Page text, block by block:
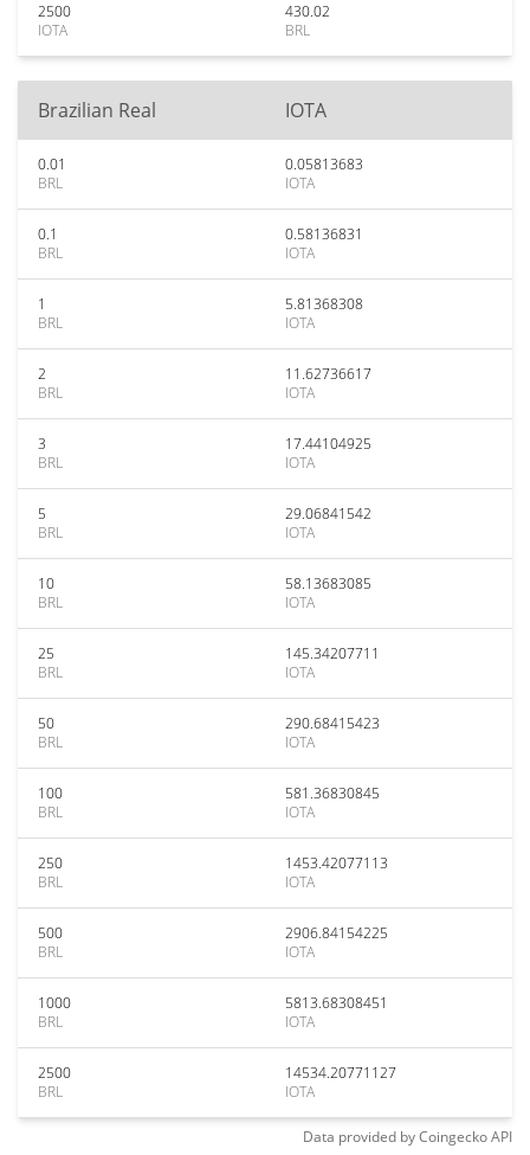
2500
IOTA
430.02
BRL
Brazilian Real IOTA
0.01
BRL
0.05813683
IOTA
0.1
BRL
0.58136831
IOTA
1
BRL
5.81368308
IOTA
2
BRL
11.62736617
IOTA
3
BRL
17.44104925
IOTA
5
BRL
29.06841542
IOTA
10
BRL
58.13683085
IOTA
25
BRL
145.34207711
IOTA
50
BRL
290.68415423
IOTA
100
BRL
581.36830845
IOTA
250
BRL
1453.42077113
IOTA
500
BRL
2906.84154225
IOTA
1000
BRL
5813.68308451
IOTA
2500
BRL
14534.20771127
IOTA
Data provided byCoingeckoAPI